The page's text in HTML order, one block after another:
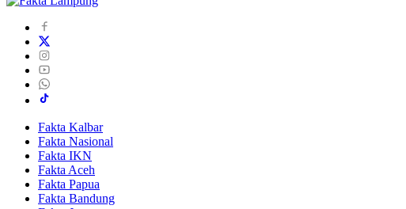
Fakta Kalbar
Fakta Nasional
Fakta IKN
Fakta Aceh
Fakta Papua
Fakta Bandung